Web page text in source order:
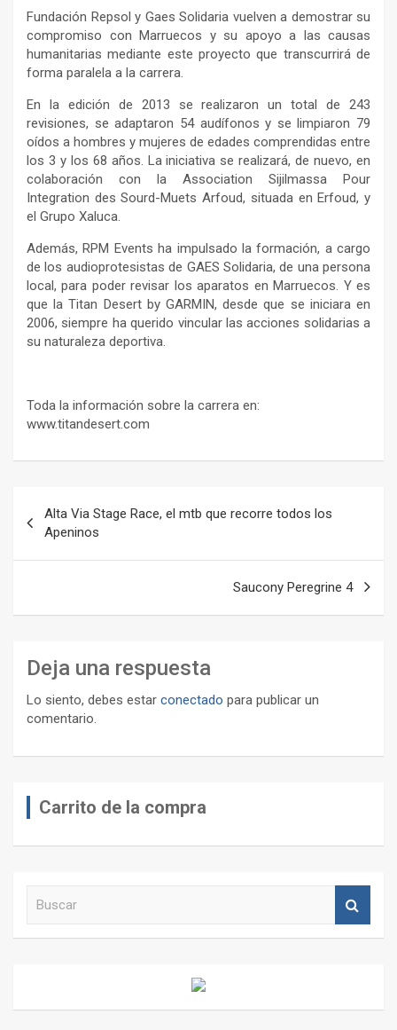
Fundación Repsol y Gaes Solidaria vuelven a demostrar su
compromiso con Marruecos y su apoyo a las causas
humanitarias mediante este proyecto que transcurrirá de
forma paralela a la carrera.
En la edición de 2013 se realizaron un total de 243
revisiones, se adaptaron 54 audífonos y se limpiaron 79
oídos a hombres y mujeres de edades comprendidas entre
los 3 y los 68 años. La iniciativa se realizará, de nuevo, en
colaboración con la Association Sijilmassa Pour
Integration des Sourd-Muets Arfoud, situada en Erfoud, y
el Grupo Xaluca.
Además, RPM Events ha impulsado la formación, a cargo
de los audioprotesistas de GAES Solidaria, de una persona
local, para poder revisar los aparatos en Marruecos. Y es
que la Titan Desert by GARMIN, desde que se iniciara en
2006, siempre ha querido vincular las acciones solidarias a
su naturaleza deportiva.
Toda la información sobre la carrera en:
www.titandesert.com
de
entradas
Alta Via Stage Race, el mtb que recorre todos los
Apeninos
Saucony Peregrine 4
Deja una respuesta
Lo siento, debes estar conectado para publicar un
comentario.
Carrito de la compra